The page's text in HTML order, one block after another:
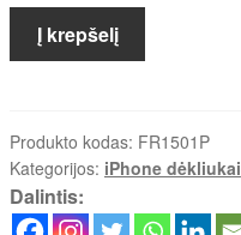
produkto
kiekis:
Pro
(Rhapsody)
Į krepšelį
Produkto kodas: FR1501P
Kategorijos: iPhone dėkliukai
Dalintis: